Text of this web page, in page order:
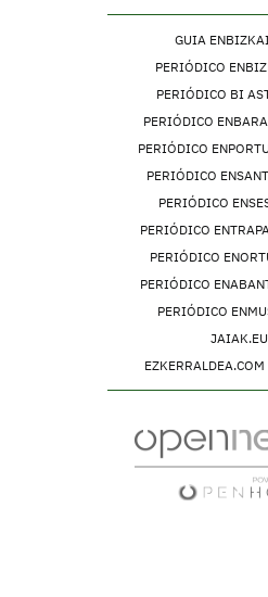
GUIA
PERIÓDICO
PERIÓDICO BI
PERIÓDICO
PERIÓDICO
PERIÓDICO
PERIÓDICO
PERIÓDICO
PERIÓDICO
PERIÓDICO
PERIÓDICO